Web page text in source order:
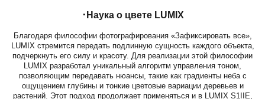
･Наука о цвете LUMIX
Благодаря философии фотографирования «Зафиксировать все»,
LUMIX стремится передать подлинную сущность каждого объекта,
подчеркнуть его силу и красоту. Для реализации этой философии
LUMIX разработал уникальный алгоритм управления тоном,
позволяющим передавать нюансы, такие как градиенты неба с
ощущением глубины и тонкие цветовые вариации деревьев и
растений. Этот подход продолжает применяться и в LUMIX S1IIE,